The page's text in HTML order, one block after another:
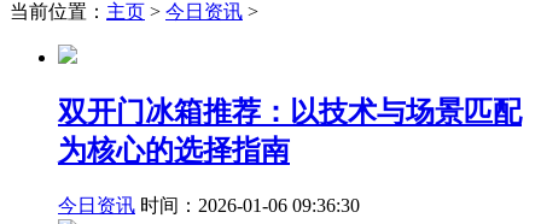
当前位置： 主页 > 今日资讯 >
双开门冰箱推荐：以技术与场景匹配
为核心的选择指南
今日资讯 时间：2026-01-06 09:36:30